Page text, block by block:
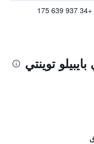
+34 937 639 175
توينتي